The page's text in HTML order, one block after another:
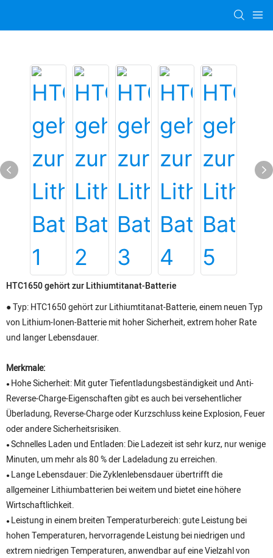
HTC1650 gehört zur Lithiumtitanat-Batterie
● Typ: HTC1650 gehört zur Lithiumtitanat-Batterie, einem neuen Typ
von Lithium-Ionen-Batterie mit hoher Sicherheit, extrem hoher Rate
und langer Lebensdauer.
Merkmale:
● Hohe Sicherheit: Mit guter Tiefentladungsbeständigkeit und Anti-
Reverse-Charge-Eigenschaften gibt es auch bei versehentlicher
Überladung, Reverse-Charge oder Kurzschluss keine Explosion, Feuer
oder andere Sicherheitsrisiken.
● Schnelles Laden und Entladen: Die Ladezeit ist sehr kurz, nur wenige
Minuten, um mehr als 80 % der Ladeladung zu erreichen.
● Lange Lebensdauer: Die Zyklenlebensdauer übertrifft die
allgemeiner Lithiumbatterien bei weitem und bietet eine höhere
Wirtschaftlichkeit.
● Leistung in einem breiten Temperaturbereich: gute Leistung bei
hohen Temperaturen, hervorragende Leistung bei niedrigen und
extrem niedrigen Temperaturen, anwendbar auf eine Vielzahl von